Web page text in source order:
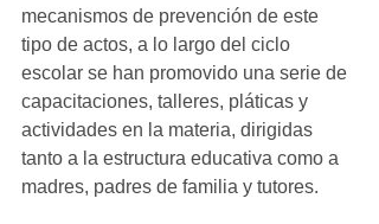
mecanismos de prevención de este
tipo de actos, a lo largo del ciclo
escolar se han promovido una serie de
capacitaciones, talleres, pláticas y
actividades en la materia, dirigidas
tanto a la estructura educativa como a
madres, padres de familia y tutores.